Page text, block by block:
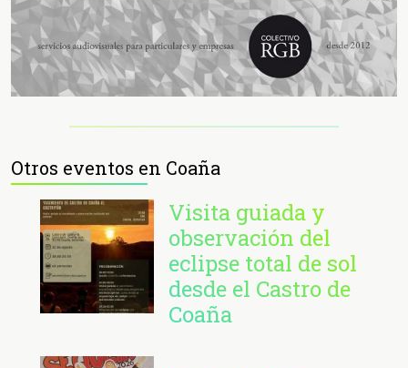
Otros eventos en Coaña
Visita guiada y
observación del
eclipse total de sol
desde el Castro de
Coaña